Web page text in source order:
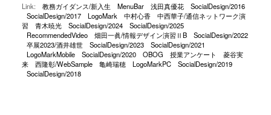
Link:
教務ガイダンス/新入生 MenuBar 浅田真優花
SocialDesign/2016
SocialDesign/2017
LogoMark 中村心香
中西華子/通信ネットワーク演
習
青木暁光 SocialDesign/2024
SocialDesign/2025
RecommendedVideo
畑田一眞/情報デザイン演習ⅡB
SocialDesign/2022
卒展2023/酒井雄世
SocialDesign/2023
SocialDesign/2021
LogoMarkMobile
SocialDesign/2020 OBOG 授業アンケート
菱谷実
来
西隆彰/WebSample 亀崎瑞穂 LogoMarkPC
SocialDesign/2019
SocialDesign/2018